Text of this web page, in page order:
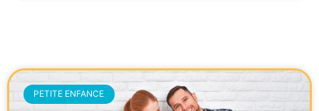
PETITE ENFANCE